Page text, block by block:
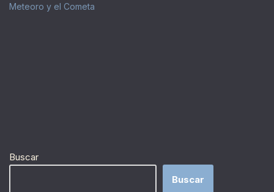
Meteoro y el Cometa
Buscar
Buscar